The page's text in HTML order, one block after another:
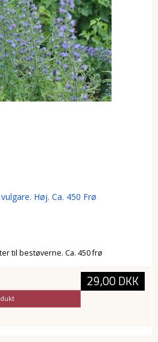
Høj. Ca. 450 Frø
til bestøverne. Ca. 450 frø
29,00 DKK